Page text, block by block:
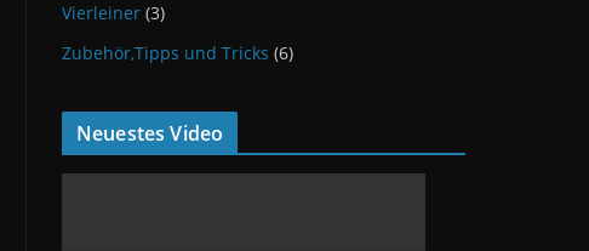
Vierleiner (3)
Zubehör,Tipps und Tricks (6)
Neuestes Video